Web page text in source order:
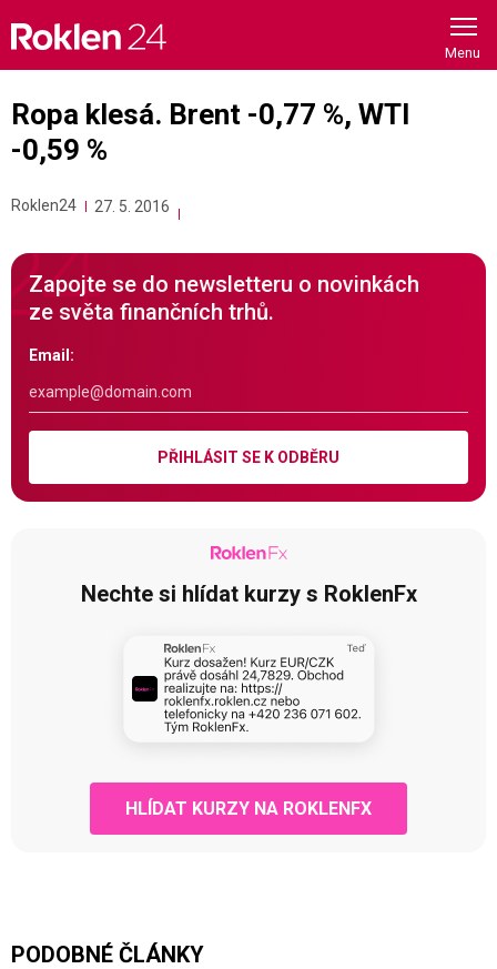
content
Ropa klesá. Brent -0,77 %, WTI
-0,59 %
Roklen24 27. 5. 2016
Zapojte se do newsletteru o novinkách
ze světa finančních trhů.
Email:
PŘIHLÁSIT SE K ODBĚRU
Nechte si hlídat kurzy s RoklenFx
HLÍDAT KURZY NA ROKLENFX
PODOBNÉ ČLÁNKY